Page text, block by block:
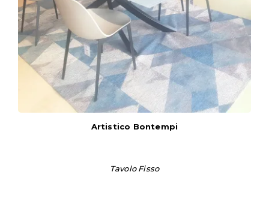
Artistico Bontempi
Tavolo Fisso